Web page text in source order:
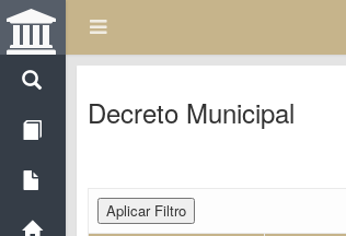
Decreto Municipal
Aplicar Filtro